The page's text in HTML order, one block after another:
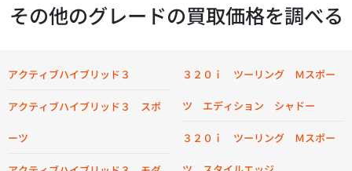
その他のグレードの買取価格を調べる
アクティブハイブリッド３
アクティブハイブリッド３ スポ
ーツ
３２０ｉ ツーリング Ｍスポー
ツ エディション シャドー
３２０ｉ ツーリング Ｍスポー